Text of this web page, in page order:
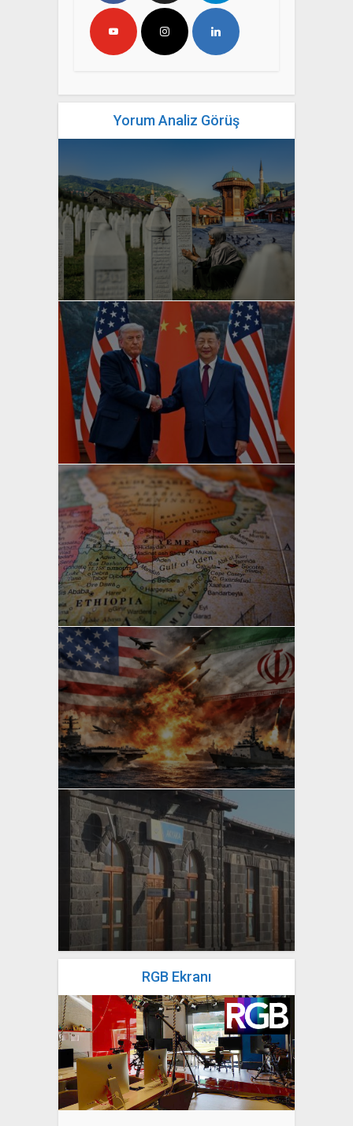
Yorum Analiz Görüş
yazan
Bahri Ak
yazan
Bahri Ak
yazan
Bahri Ak
yazan
Bahri Ak
yazan
Bahri Ak
RGB Ekranı